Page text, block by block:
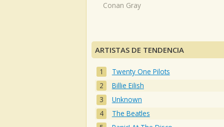
Conan Gray
ARTISTAS DE TENDENCIA
Twenty One Pilots
Billie Eilish
Unknown
The Beatles